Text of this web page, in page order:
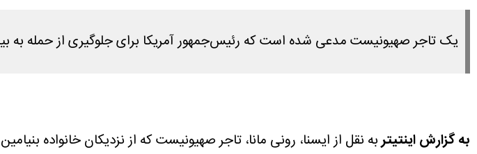
یک تاجر صهیونیست مدعی شده است که رئیس‌جمهور آمریکا برای جلوگیری از حمله به
به گزارش اینتیتربه نقل از ایسنا، رونی مانا، تاجر صهیونیست که از نزدیکان خانواده